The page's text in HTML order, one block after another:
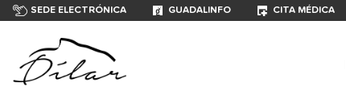
SEDE ELECTRÓNICA GUADALINFO CITA MÉDICA